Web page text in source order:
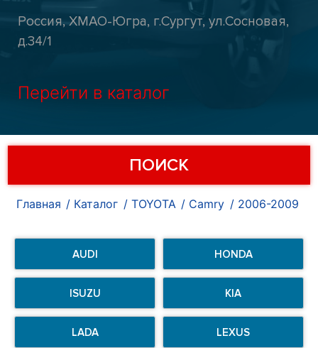
Россия, ХМАО-Югра, г.Сургут, ул.Сосновая,
д.34/1
Перейти в каталог
ПОИСК
Главная Каталог TOYOTA Camry 2006-2009
AUDI HONDA
ISUZU KIA
LADA LEXUS